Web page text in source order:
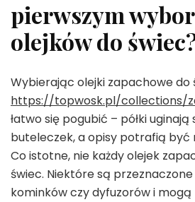
pierwszym
olejków do
Wybierając olejki zapachowe do
https://topwosk.pl/collections/
łatwo się pogubić – półki
buteleczek, a opisy potrafią
Co istotne, nie każdy olejek
świec. Niektóre są przeznaczone
kominków czy dyfuzorów i mogą